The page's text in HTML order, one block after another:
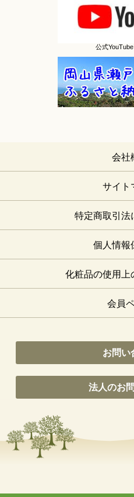
公式
会社
サイト
特定商取引法
個人情報
化粧品の使用上
会員
お問い
法人のお